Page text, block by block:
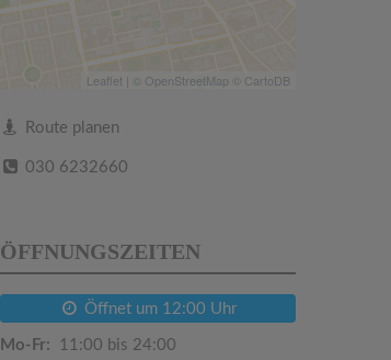
Leaflet | © OpenStreetMap © CartoDB
Route planen
030 6232660
ÖFFNUNGSZEITEN
Öffnet um 12:00 Uhr
Mo-Fr:
11:00 bis 24:00